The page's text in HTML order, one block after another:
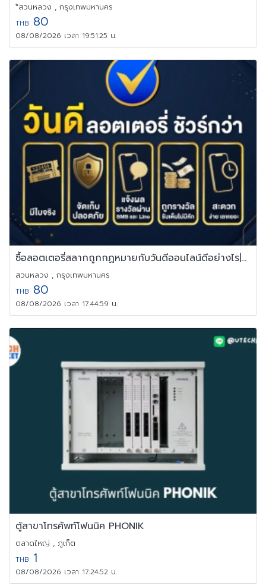
*สวนหลวง , กรุงเทพมหานคร
THB 80
08/08/2026 เวลา 19:51:25 น.
ซื้อลอตเตอรี่สลากถูกกฏหมายกับวันดีออนไลน์ดีอย่างไร|Vandee Online
สวนหลวง , กรุงเทพมหานคร
THB 80
08/08/2026 เวลา 17:44:59 น.
ตู้สาขาโทรศัพท์โฟนนิค PHONIK
ตลาดใหญ่ , ภูเก็ต
THB 1
08/08/2026 เวลา 17:24:52 น.